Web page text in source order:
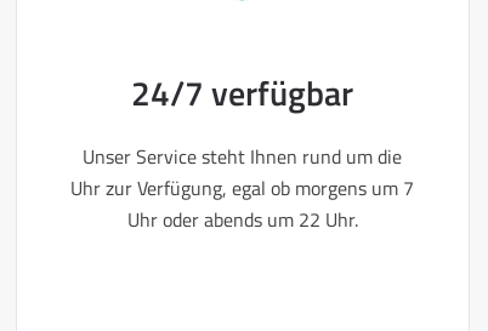
24/7 verfügbar
Unser Service steht Ihnen rund um die
Uhr zur Verfügung, egal ob morgens um 7
Uhr oder abends um 22 Uhr.